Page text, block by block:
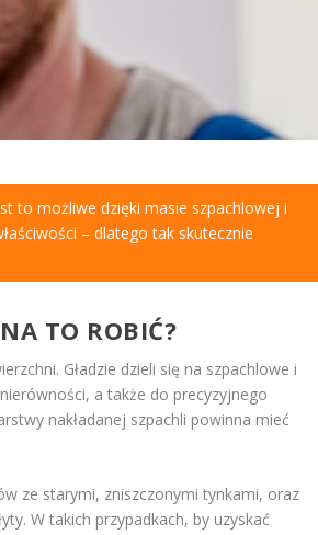
to możliwe dzięki masie szpachlowej i
– dlatego tak skutecznie
TO ROBIĆ?
Gładzie dzieli się na szpachlowe i
a także do precyzyjnego
nakładanej szpachli powinna mieć
ze starymi, zniszczonymi tynkami, oraz
W takich przypadkach, by uzyskać